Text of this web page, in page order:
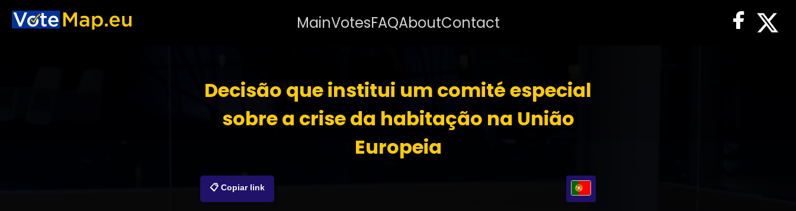
MainVotesFAQAboutContact
Decisão que institui um comité especial
sobre a crise da habitação na União
Europeia
📋 Copiar link